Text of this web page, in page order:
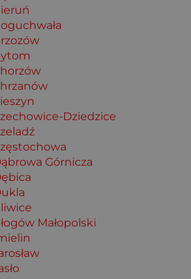
Dziedzice
Górnicza
Małopolski